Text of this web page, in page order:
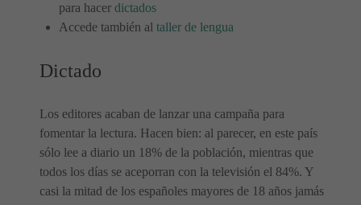
para hacer dictados
Accede también al taller de lengua
Dictado
Los editores acaban de lanzar una campaña para
fomentar la lectura. Hacen bien: al parecer, en este país
sólo lee a diario un 18% de la población, mientras que
todos los días se aceporran con la televisión el 84%. Y
casi la mitad de los españoles mayores de 18 años jamás